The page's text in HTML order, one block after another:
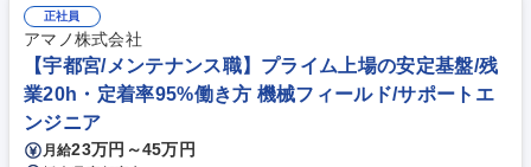
もございますが、その分は平日にお休みを取得いただきます 募集職種
【宇都宮】人事｜採用業務（新卒・中途採用）
正社員
アマノ株式会社
【宇都宮/メンテナンス職】プライム上場の安定基盤/残
業20h・定着率95%働き方 機械フィールド/サポートエ
ンジニア
月給23万円～45万円